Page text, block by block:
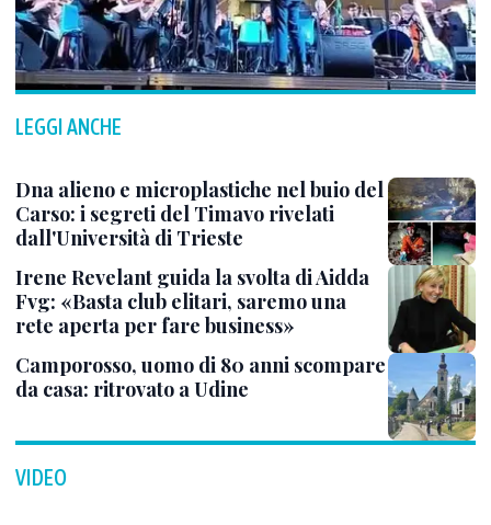
LEGGI ANCHE
Dna alieno e microplastiche nel buio del
Carso: i segreti del Timavo rivelati
dall'Università di Trieste
Irene Revelant guida la svolta di Aidda
Fvg: «Basta club elitari, saremo una
rete aperta per fare business»
Camporosso, uomo di 80 anni scompare
da casa: ritrovato a Udine
VIDEO